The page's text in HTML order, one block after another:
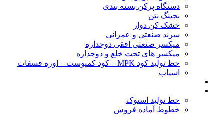
دستگاه پرکن بسته بندی
بچينگ بتن
خشک کن دوار
سرند صنعتی و عمرانی
میکسر صنعتی افقی دوجداره
میکسر های تحت خلع و دوجداره
خط تولید کود MPK – کود کمپوست – اوره فسفات
اسیاب
خط تولید استوک
خطوط آماده فروش